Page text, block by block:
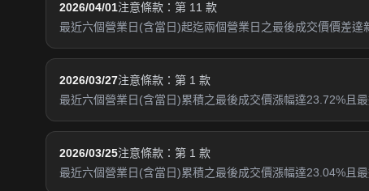
2026/04/01注意條款：第 11 款
最近六個營業日(含當日)起迄兩個營業日之最後成交價價差達
2026/03/27注意條款：第 1 款
最近六個營業日(含當日)累積之最後成交價漲幅達23.72%且
2026/03/25注意條款：第 1 款
最近六個營業日(含當日)累積之最後成交價漲幅達23.04%且